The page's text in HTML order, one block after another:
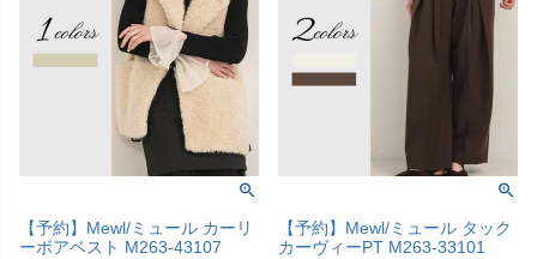
【予約】Mewl/ミュール カーリ
ーボアベスト M263-43107
【予約】Mewl/ミュール タック
カーヴィーPT M263-33101